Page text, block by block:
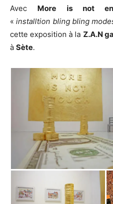
Avec More is not
«installtion bling bling
cette exposition à la Z.A.N
à Sète.